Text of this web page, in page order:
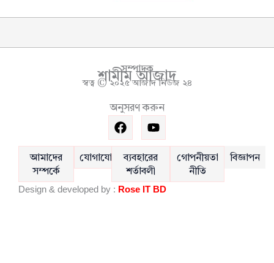
সম্পাদক
শামীম আজাদ
স্বত্ব © ২০২৫ আজাদ নিউজ ২৪
অনুসরণ করুন
F
a
c
e
b
o
o
Y
o
u
t
u
b
e
আমাদের
সম্পর্কে
যোগাযোগ
ব্যবহারের
শর্তাবলী
গোপনীয়তা
নীতি
বিজ্ঞাপন
Design & developed by : Rose IT BD